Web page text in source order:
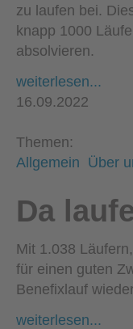
zu laufen bei.
knapp 1000
absolvieren.
weiterlesen...
16.09.2022
Themen:
Allgemein Über
Da
Mit 1.038
für einen guten
Benefixlauf
weiterlesen...